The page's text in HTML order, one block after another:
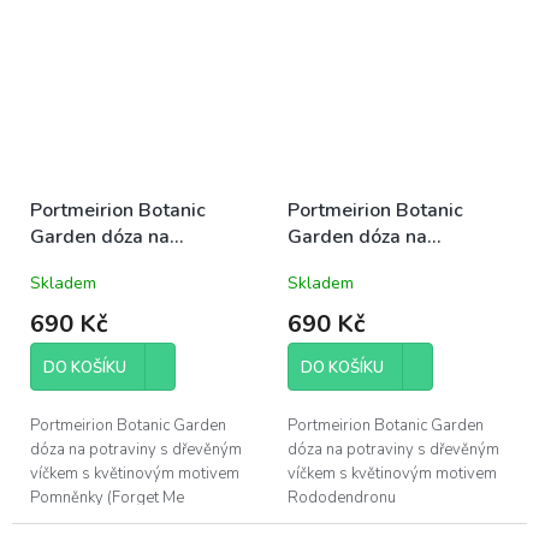
Portmeirion Botanic
Garden dóza na
víčkem malá 10cm
Pomněnka
Skladem
690 Kč
DO KOŠÍKU
Portmeirion Botanic Garden
dóza na potraviny s dřevěným
víčkem s květinovým motivem
Pomněnky (Forget Me
Not/Myosotis Palustris), obsah
Portmeirion Botanic
Garden dóza na
víčkem malá 10cm
Rododendron
Skladem
690 Kč
DO KOŠÍKU
Portmeirion Botanic Garden
dóza na potraviny s dřevěným
víčkem s květinovým motivem
Rododendronu
(Rhododendron/